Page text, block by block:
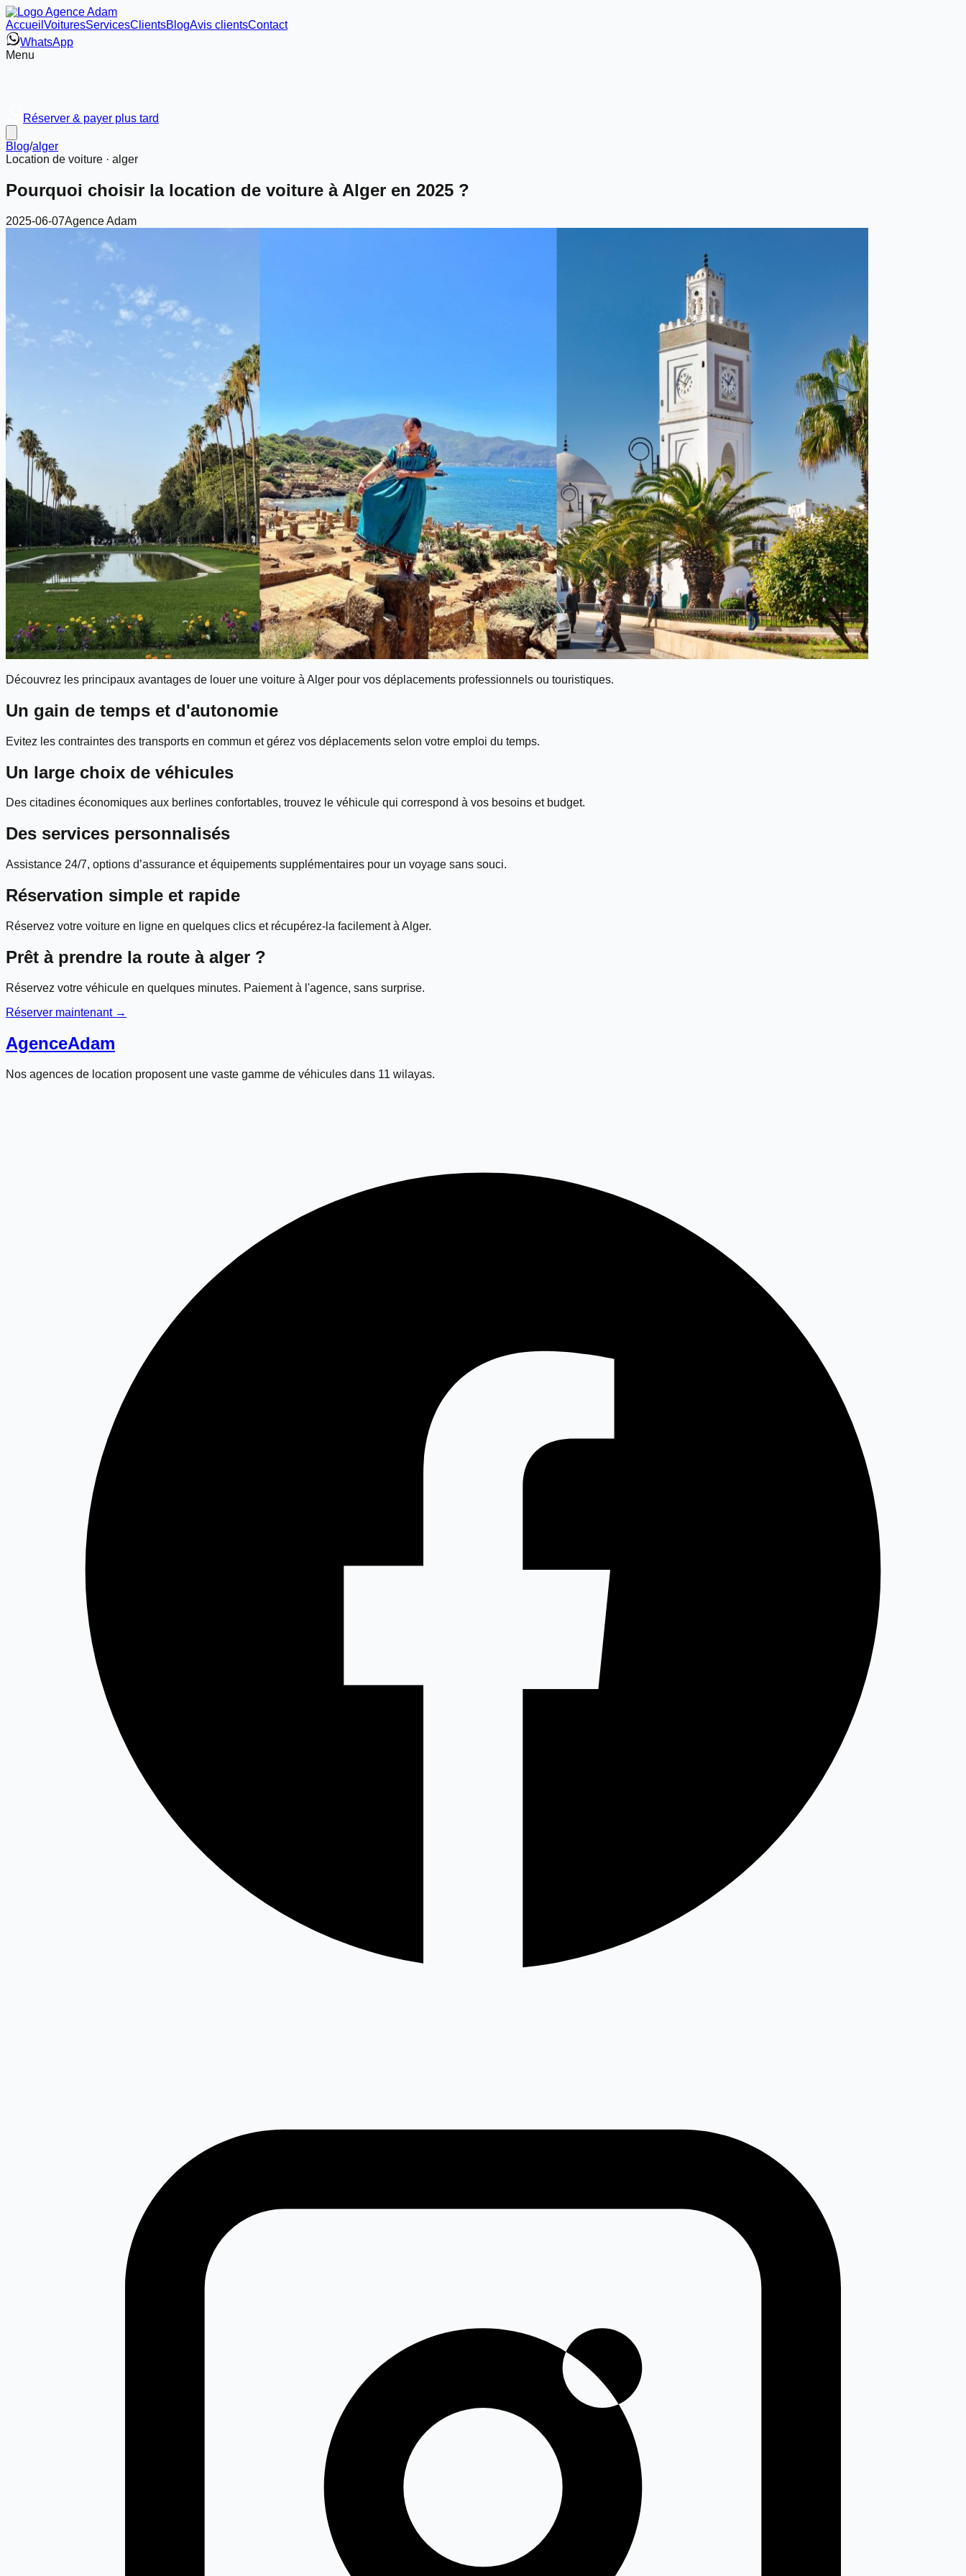
Accueil VoituresServicesClientsBlogAvis clientsContact
WhatsApp
Menu
Réserver & payer plus tard
Blog/alger
Location de voiture · alger
Pourquoi choisir la location de voiture à Alger en 2025 ?
2025-06-07Agence Adam
Découvrez les principaux avantages de louer une voiture à Alger pour vos déplacements professionnels ou touristiques.
Un gain de temps et d'autonomie
Evitez les contraintes des transports en commun et gérez vos déplacements selon votre emploi du temps.
Un large choix de véhicules
Des citadines économiques aux berlines confortables, trouvez le véhicule qui correspond à vos besoins et budget.
Des services personnalisés
Assistance 24/7, options d’assurance et équipements supplémentaires pour un voyage sans souci.
Réservation simple et rapide
Réservez votre voiture en ligne en quelques clics et récupérez-la facilement à Alger.
Prêt à prendre la route à alger ?
Réservez votre véhicule en quelques minutes. Paiement à l'agence, sans surprise.
Réserver maintenant →
AgenceAdam
Nos agences de location proposent une vaste gamme de véhicules dans 11 wilayas.